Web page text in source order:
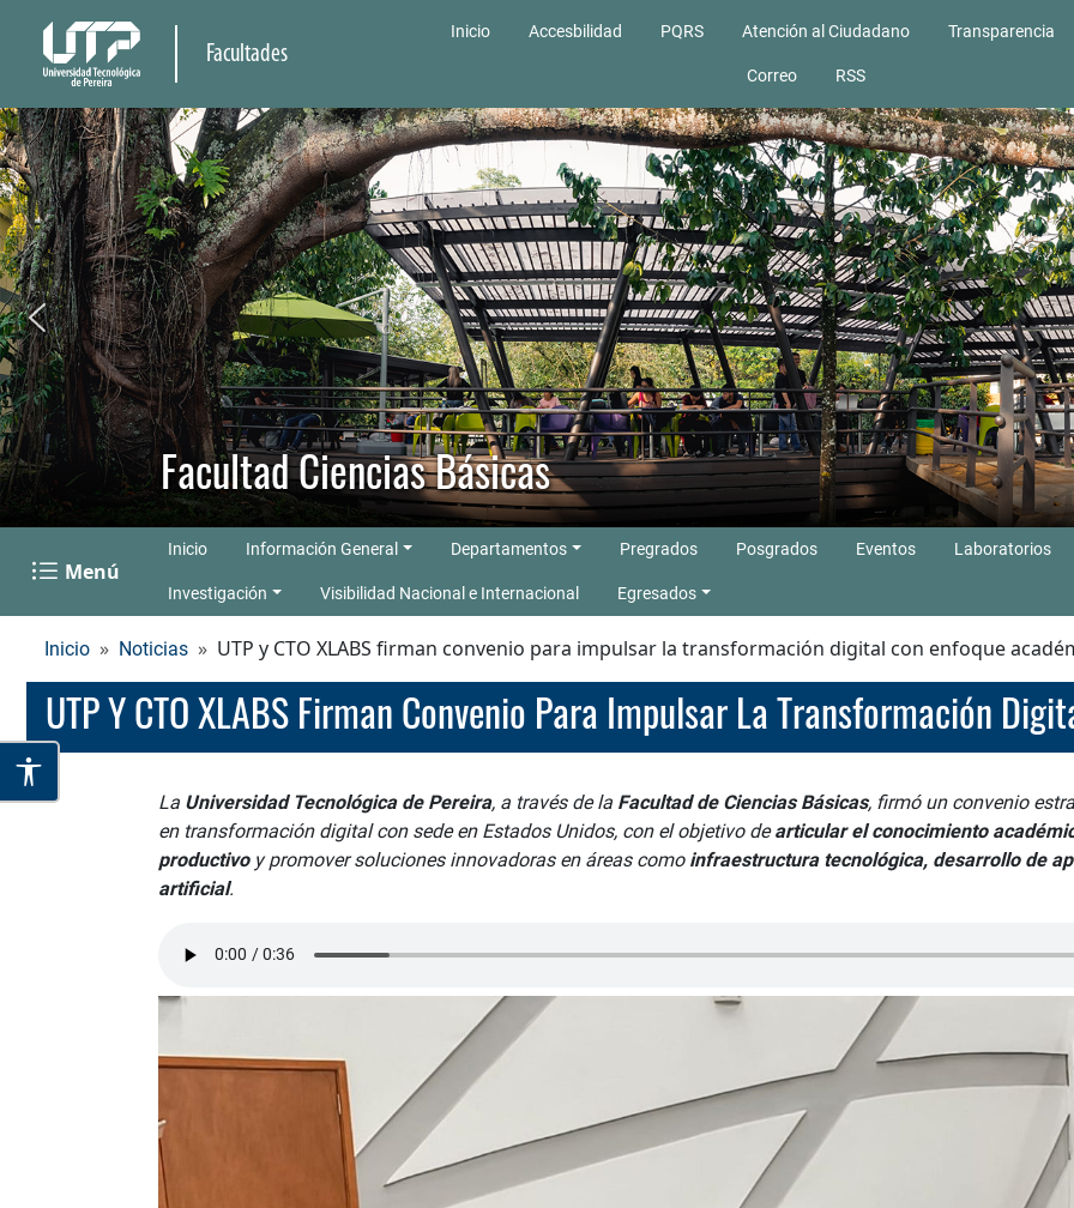
Facultades
Inicio Accesbilidad PQRS Atención al Ciudadano Transparencia
Correo RSS
Facultad Ciencias Básicas
Menú
Inicio Información General Departamentos Pregrados Posgrados Eventos Laboratorios
Investigación Visibilidad Nacional e Internacional Egresados
Inicio Noticias UTP y CTO XLABS firman convenio para impulsar la transformación digital con enfoque
UTP Y CTO XLABS Firman Convenio Para Impulsar La Transformación
La Universidad Tecnológica de Pereira, a través de la Facultad de Ciencias Básicas, firmó un convenio
en transformación digital con sede en Estados Unidos, con el objetivo dearticular el conocimiento
productivoy promover soluciones innovadoras en áreas como infraestructura tecnológica, desarrollo de
artificial.